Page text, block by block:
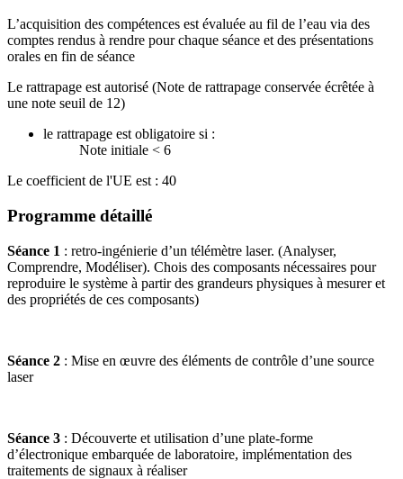
L’acquisition des compétences est évaluée au fil de l’eau via des
comptes rendus à rendre pour chaque séance et des présentations
orales en fin de séance
Le rattrapage est autorisé (Note de rattrapage conservée écrêtée à
une note seuil de 12)
le rattrapage est obligatoire si :
Note initiale < 6
Le coefficient de l'UE est : 40
Programme détaillé
Séance 1 : retro-ingénierie d’un télémètre laser. (Analyser,
Comprendre, Modéliser). Chois des composants nécessaires pour
reproduire le système à partir des grandeurs physiques à mesurer et
des propriétés de ces composants)
Séance 2 : Mise en œuvre des éléments de contrôle d’une source
laser
Séance 3 : Découverte et utilisation d’une plate-forme
d’électronique embarquée de laboratoire, implémentation des
traitements de signaux à réaliser